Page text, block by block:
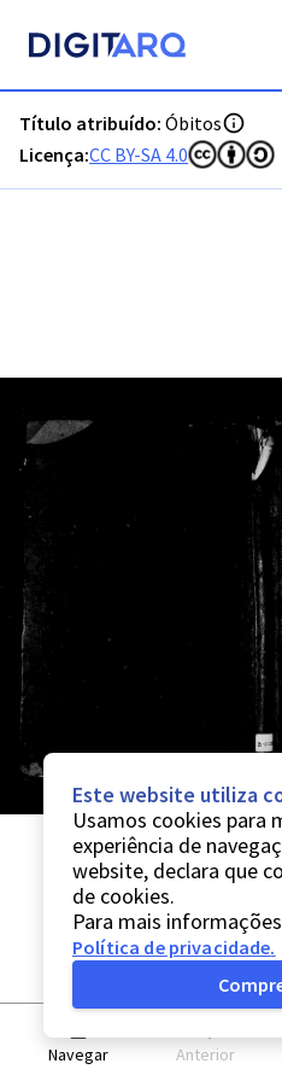
Título atribuído: Óbitos
Licença:CC BY-SA 4.0
Navegar Anterior
Este website utiliza
Usamos cookies para
experiência de
website, declara que
de cookies.
Para mais
Política de privacidade.